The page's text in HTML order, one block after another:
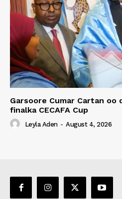
Garsoore Cumar Cartan oo
finalka CECAFA Cup
Leyla Aden - August 4, 2026